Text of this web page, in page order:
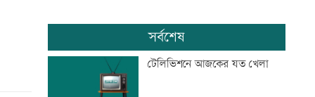
সর্বশেষ
টেলিভিশনে আজকের যত খেলা